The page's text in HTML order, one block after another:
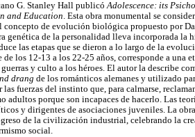
G. Stanley Hall publicóAdolescence: its
and Education. Esta obra monumental se
de evolución biológica propuesto por
genética de la personalidad lleva incorporada la
las etapas que se dieron a lo largo de la
los 12-13 a los 22-25 años, corresponde a una
y culto a los héroes. El autor la describe
drang de los románticos alemanes y utilizado
fuerzas del instinto que, para calmarse,
adultos porque son incapaces de hacerlo. Las
y dirigentes de asociaciones juveniles. La
de la civilización industrial, celebrando la
social.